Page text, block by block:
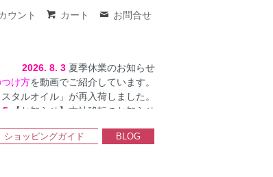
ウント カート お問合せ
2026. 8. 3 夏季休業のお知らせ
け方を動画でご紹介しています。
タルオイル」が再入荷しました。
5
【お知らせ】本社移転のお知らせ
ショッピングガイド BLOG